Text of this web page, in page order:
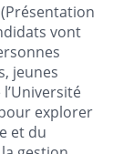
(Présentation
vont
jeunes
pour explorer
et du